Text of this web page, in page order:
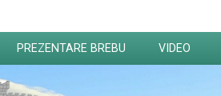
PREZENTARE BREBU VIDEO